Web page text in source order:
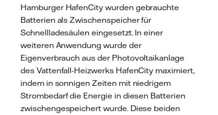
Hamburger HafenCity wurden gebrauchte
Batterien als Zwischenspeicher für
Schnellladesäulen eingesetzt. In einer
weiteren Anwendung wurde der
Eigenverbrauch aus der Photovoltaikanlage
des Vattenfall-Heizwerks HafenCity maximiert,
indem in sonnigen Zeiten mit niedrigem
Strombedarf die Energie in diesen Batterien
zwischengespeichert wurde. Diese beiden